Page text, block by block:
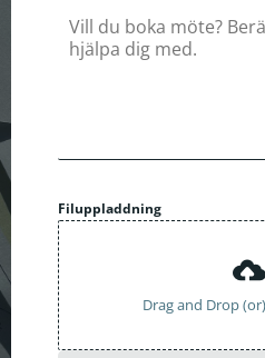
Filuppladdning
Drag and Drop (or)